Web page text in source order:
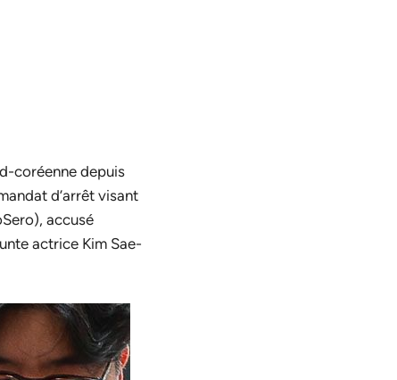
coréenne depuis
d’arrêt visant
accusé
actrice Kim Sae-